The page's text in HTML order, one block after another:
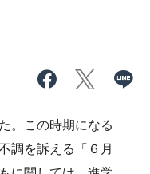
。この時期になる
調を訴える「６月